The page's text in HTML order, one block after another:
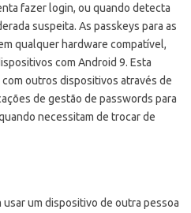
fazer login, ou quando detecta
suspeita. As passkeys para as
qualquer hardware compatível,
com Android 9. Esta
outros dispositivos através de
de gestão de passwords para
necessitam de trocar de
um dispositivo de outra pessoa